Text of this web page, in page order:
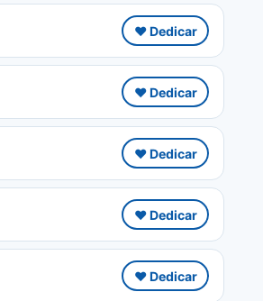
❤️ Dedicar
❤️ Dedicar
❤️ Dedicar
❤️ Dedicar
❤️ Dedicar